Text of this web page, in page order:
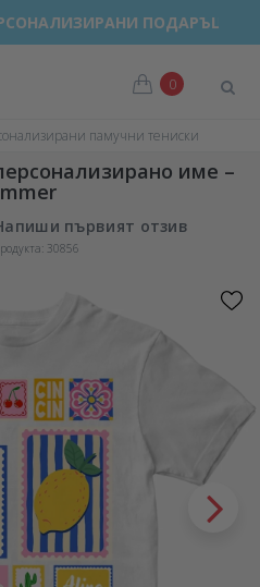
ПОДАРЪЦИ!
0
памучни тениски
име –
първият отзив
30856